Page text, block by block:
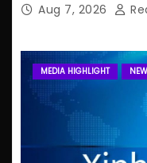
Aug 7, 2026
MEDIA HIGHLIGHT